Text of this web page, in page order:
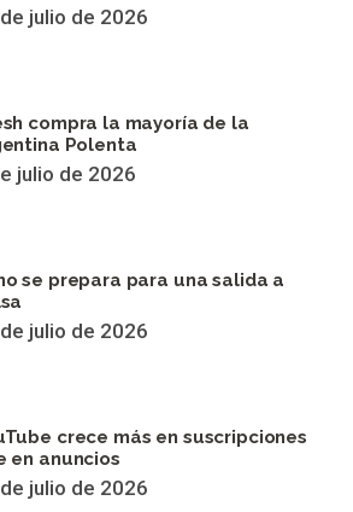
julio de 2026
compra la mayoría de la
Polenta
julio de 2026
se prepara para una salida a
julio de 2026
crece más en suscripciones
en anuncios
julio de 2026